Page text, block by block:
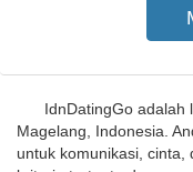
IdnDatingGo adalah
Magelang, Indonesia.
untuk komunikasi, cinta,